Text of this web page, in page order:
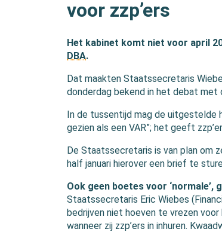
voor zzp’ers
Het kabinet komt niet voor april
DBA.
Dat maakten Staatssecretaris
donderdag bekend in het debat met
In de tussentijd mag de uitgestelde
gezien als een VAR”; het geeft
De Staatssecretaris is van plan om
half januari hierover een brief te
Ook geen boetes voor ‘normale’,
Staatssecretaris Eric Wiebes
bedrijven niet hoeven te vrezen
wanneer zij zzp’ers in inhuren.